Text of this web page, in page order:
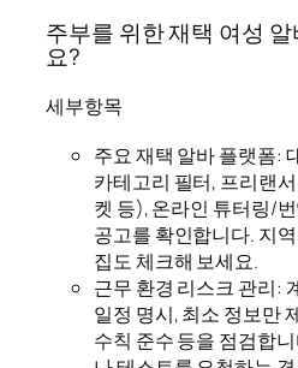
주부를 위한 재택 여성
요?
세부항목
주요 재택 알바 플랫폼:
카테고리 필터, 프리랜
켓 등), 온라인 튜터링/
공고를 확인합니다. 지
집도 체크해 보세요.
근무 환경 리스크 관리:
일정 명시, 최소 정보만
수칙 준수 등을 점검합